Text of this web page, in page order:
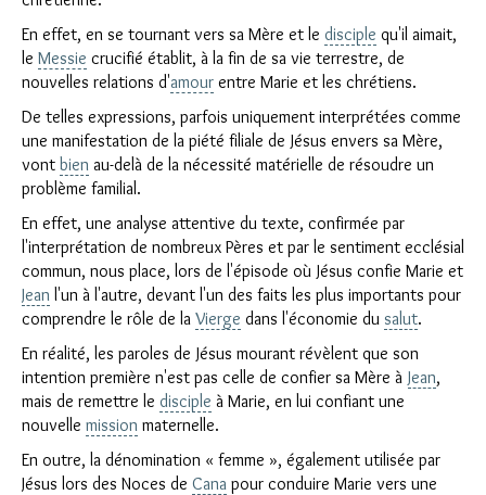
En effet, en se tournant vers sa Mère et le disciple qu'il aimait,
le Messie crucifié établit, à la fin de sa vie terrestre, de
nouvelles relations d'amour entre Marie et les chrétiens.
De telles expressions, parfois uniquement interprétées comme
une manifestation de la piété filiale de Jésus envers sa Mère,
vont bien au-delà de la nécessité matérielle de résoudre un
problème familial.
En effet, une analyse attentive du texte, confirmée par
l'interprétation de nombreux Pères et par le sentiment ecclésial
commun, nous place, lors de l'épisode où Jésus confie Marie et
Jean l'un à l'autre, devant l'un des faits les plus importants pour
comprendre le rôle de la Vierge dans l'économie du salut.
En réalité, les paroles de Jésus mourant révèlent que son
intention première n'est pas celle de confier sa Mère à Jean,
mais de remettre le disciple à Marie, en lui confiant une
nouvelle mission maternelle.
En outre, la dénomination « femme », également utilisée par
Jésus lors des Noces de Cana pour conduire Marie vers une